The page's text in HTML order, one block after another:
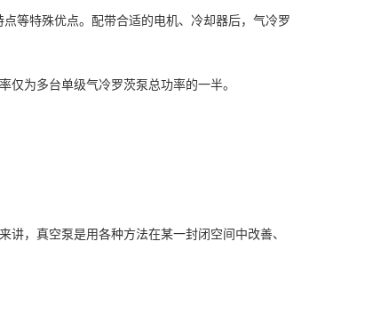
等特殊优点。配带合适的电机、冷却器后，气冷罗
为多台单级气冷罗茨泵总功率的一半。
，真空泵是用各种方法在某一封闭空间中改善、